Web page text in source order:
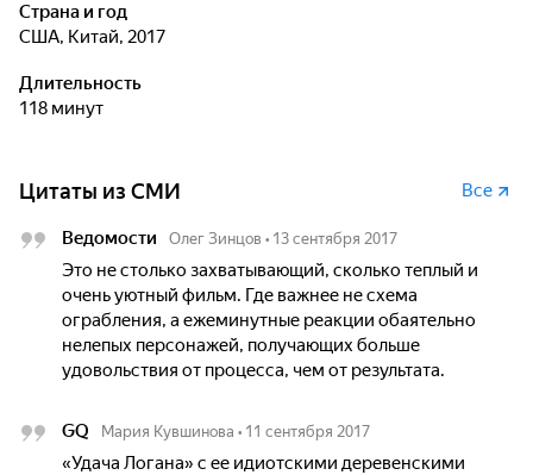
Страна и год
США, Китай, 2017
Длительность
118 минут
Цитаты из СМИ Все
Ведомости Олег Зинцов • 13 сентября 2017
Это не столько захватывающий, сколько теплый и
очень уютный фильм. Где важнее не схема
ограбления, а ежеминутные реакции обаятельно
нелепых персонажей, получающих больше
удовольствия от процесса, чем от результата.
GQ Мария Кувшинова • 11 сентября 2017
«Удача Логана» с ее идиотскими деревенскими